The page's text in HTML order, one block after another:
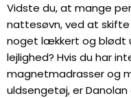
Vidste du, at mange
nattesøvn, ved at
noget lækkert og blødt
lejlighed? Hvis du har
magnetmadrasser og
uldsengetøj, er